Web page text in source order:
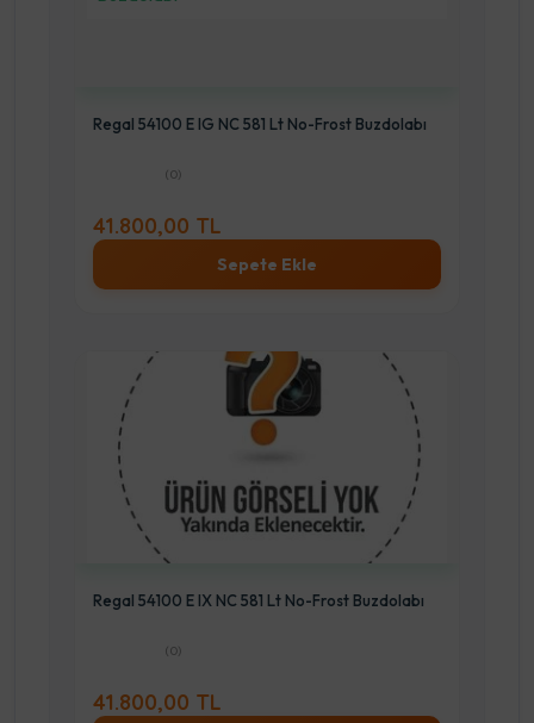
Regal 54100 E IG NC 581 Lt No-Frost Buzdolabı
(0)
41.800,00 TL
Sepete Ekle
Regal 54100 E IX NC 581 Lt No-Frost Buzdolabı
(0)
41.800,00 TL